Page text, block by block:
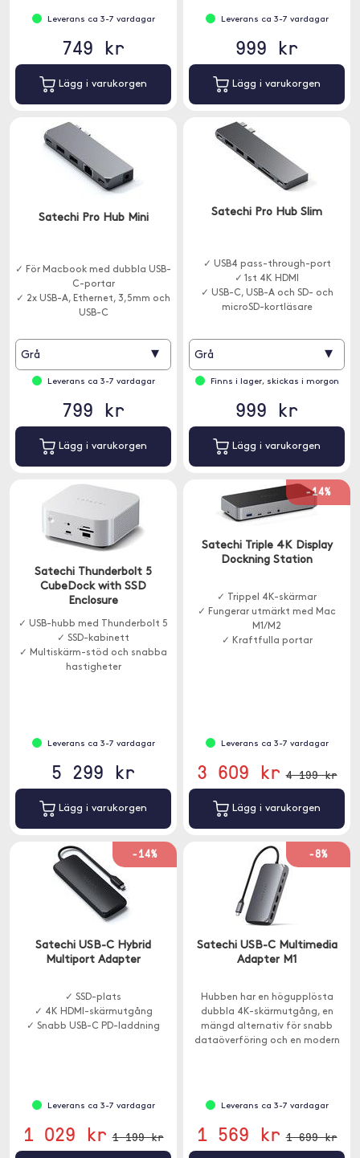
Leverans ca 3-7 vardagar
749 kr
Lägg i varukorgen
Leverans ca 3-7 vardagar
999 kr
Lägg i varukorgen
Satechi Pro Hub Mini
✓ För Macbook med dubbla USB-
C-portar
✓ 2x USB-A, Ethernet, 3,5mm och
USB-C
Grå ▾
Leverans ca 3-7 vardagar
799 kr
Lägg i varukorgen
Satechi Pro Hub Slim
✓ USB4 pass-through-port
✓ 1st 4K HDMI
✓ USB-C, USB-A och SD- och
microSD-kortläsare
Grå ▾
Finns i lager, skickas i morgon
999 kr
Lägg i varukorgen
Satechi Thunderbolt 5
CubeDock with SSD
Enclosure
✓ USB-hubb med Thunderbolt 5
✓ SSD-kabinett
✓ Multiskärm-stöd och snabba
hastigheter
Leverans ca 3-7 vardagar
5 299 kr
Lägg i varukorgen
-14%
Satechi Triple 4K Display
Dockning Station
✓ Trippel 4K-skärmar
✓ Fungerar utmärkt med Mac
M1/M2
✓ Kraftfulla portar
Leverans ca 3-7 vardagar
3 609 kr 4 199 kr
Lägg i varukorgen
-14%
Satechi USB-C Hybrid
Multiport Adapter
✓ SSD-plats
✓ 4K HDMI-skärmutgång
✓ Snabb USB-C PD-laddning
Leverans ca 3-7 vardagar
1 029 kr 1 199 kr
-8%
Satechi USB-C Multimedia
Adapter M1
Hubben har en högupplösta
dubbla 4K-skärmutgång, en
mängd alternativ för snabb
dataöverföring och en modern
Leverans ca 3-7 vardagar
1 569 kr 1 699 kr